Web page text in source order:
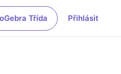
Třída Přihlásit